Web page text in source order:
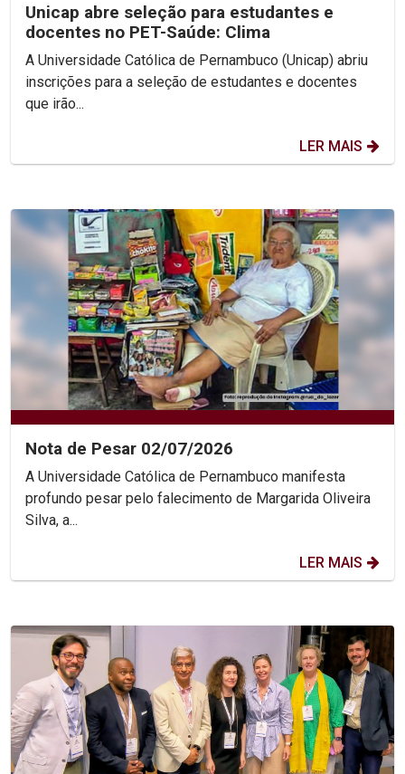
Unicap abre seleção para estudantes e
docentes no PET-Saúde: Clima
A Universidade Católica de Pernambuco (Unicap) abriu
inscrições para a seleção de estudantes e docentes
que irão...
LER MAIS
Nota de Pesar 02/07/2026
A Universidade Católica de Pernambuco manifesta
profundo pesar pelo falecimento de Margarida Oliveira
Silva, a...
LER MAIS